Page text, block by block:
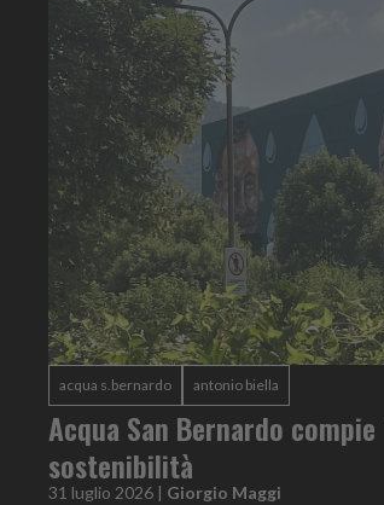
acqua s.bernardo antonio biella
Acqua San Bernardo
sostenibilità
31 luglio 2026 | Giorgio Maggi